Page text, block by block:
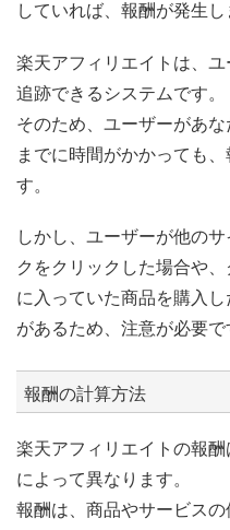
していれば、報酬が発生し
楽天アフィリエイトは、
追跡できるシステムです。
そのため、ユーザーがあ
までに時間がかかっても
す。
しかし、ユーザーが他の
クをクリックした場合や
に入っていた商品を購入
があるため、注意が必要で
報酬の計算方法
楽天アフィリエイトの報
によって異なります。
報酬は、商品やサービス